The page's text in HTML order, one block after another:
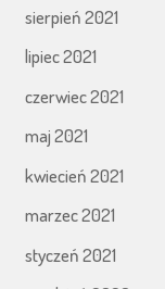
sierpień 2021
lipiec 2021
czerwiec 2021
maj 2021
kwiecień 2021
marzec 2021
styczeń 2021